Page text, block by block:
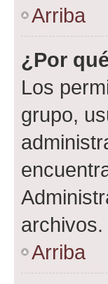
Arriba
¿Por
Los
grupo,
archivos.
Arriba